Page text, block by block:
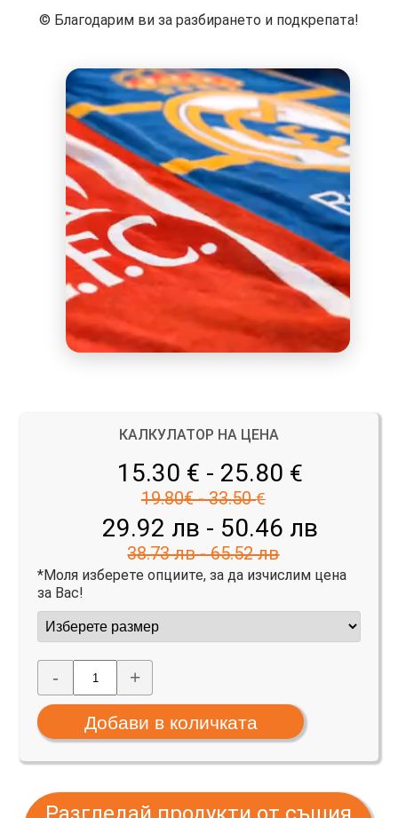
©️ Благодарим ви за разбирането и подкрепата!
КАЛКУЛАТОР НА ЦЕНА
15.30 € - 25.80 €
19.80€ - 33.50 €
29.92 лв - 50.46 лв
38.73 лв - 65.52 лв
*Моля изберете опциите, за да изчислим цена
за Вас!
- +